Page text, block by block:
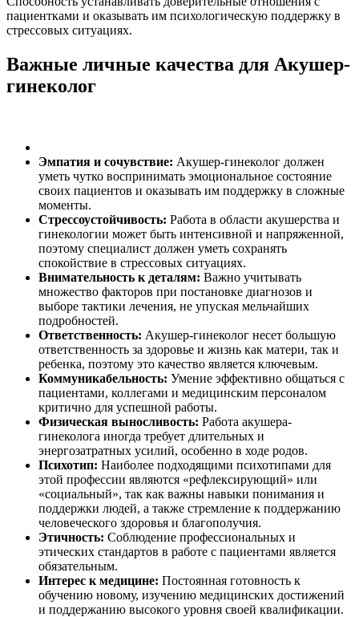
пациентками и оказывать им психологическую поддержку в
стрессовых ситуациях.
Важные личные качества для Акушер-
гинеколог
Эмпатия и сочувствие: Акушер-гинеколог должен
уметь чутко воспринимать эмоциональное состояние
своих пациентов и оказывать им поддержку в сложные
моменты.
Стрессоустойчивость: Работа в области акушерства и
гинекологии может быть интенсивной и напряженной,
поэтому специалист должен уметь сохранять
спокойствие в стрессовых ситуациях.
Внимательность к деталям: Важно учитывать
множество факторов при постановке диагнозов и
выборе тактики лечения, не упуская мельчайших
подробностей.
Ответственность: Акушер-гинеколог несет большую
ответственность за здоровье и жизнь как матери, так и
ребенка, поэтому это качество является ключевым.
Коммуникабельность: Умение эффективно общаться с
пациентами, коллегами и медицинским персоналом
критично для успешной работы.
Физическая выносливость: Работа акушера-
гинеколога иногда требует длительных и
энергозатратных усилий, особенно в ходе родов.
Психотип: Наиболее подходящими психотипами для
этой профессии являются «рефлексирующий» или
«социальный», так как важны навыки понимания и
поддержки людей, а также стремление к поддержанию
человеческого здоровья и благополучия.
Этичность: Соблюдение профессиональных и
этических стандартов в работе с пациентами является
обязательным.
Интерес к медицине: Постоянная готовность к
обучению новому, изучению медицинских достижений
и поддержанию высокого уровня своей квалификации.